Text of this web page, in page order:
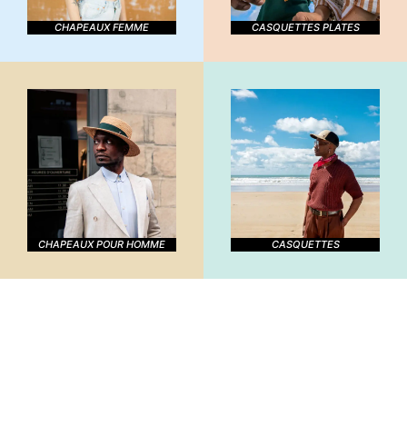
CHAPEAUX FEMME CASQUETTES PLATES
CHAPEAUX POUR HOMME CASQUETTES